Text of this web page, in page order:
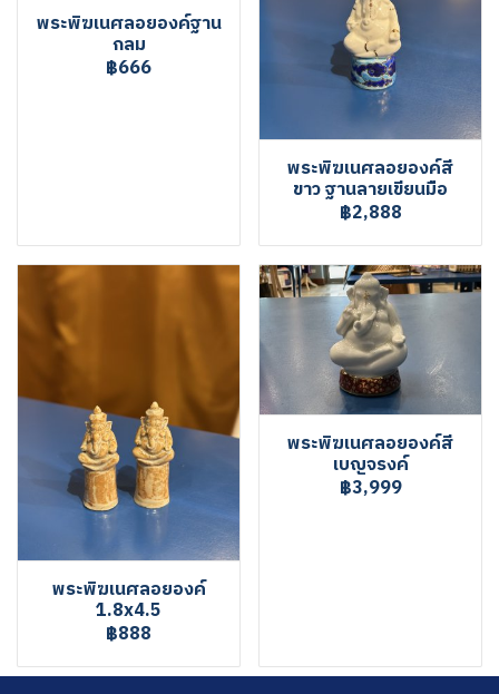
พระพิฆเนศลอยองค์ฐาน
กลม
฿666
พระพิฆเนศลอยองค์สี
ขาว ฐานลายเขียนมือ
฿2,888
พระพิฆเนศลอยองค์
1.8x4.5
฿888
พระพิฆเนศลอยองค์สี
เบญจรงค์
฿3,999